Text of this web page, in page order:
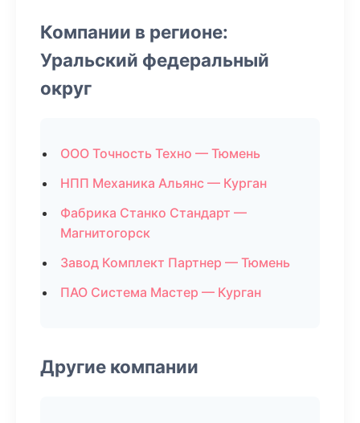
Компании в регионе:
Уральский федеральный
округ
ООО Точность Техно — Тюмень
НПП Механика Альянс — Курган
Фабрика Станко Стандарт —
Магнитогорск
Завод Комплект Партнер — Тюмень
ПАО Система Мастер — Курган
Другие компании